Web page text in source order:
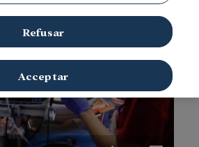
Refusar
Acceptar